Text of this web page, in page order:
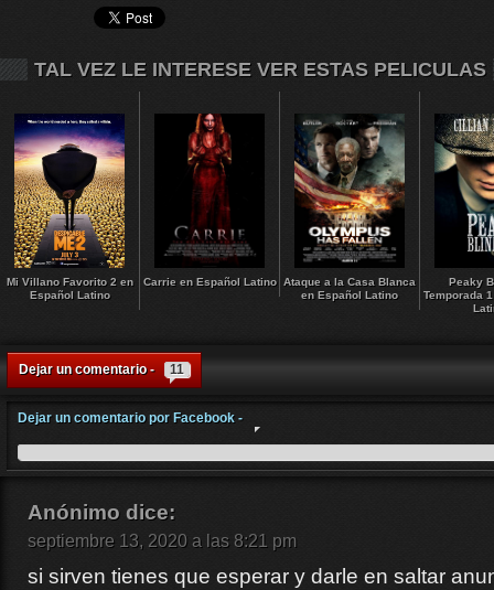
TAL VEZ LE INTERESE VER ESTAS PELICULAS
Mi Villano Favorito 2 en
Español Latino
Carrie en Español Latino Ataque a la Casa Blanca
en Español Latino
Peaky
Temporada
Dejar un comentario - 11
Dejar un comentario por Facebook -
Anónimo dice:
septiembre 13, 2020 a las 8:21 pm
si sirven tienes que esperar y darle en saltar